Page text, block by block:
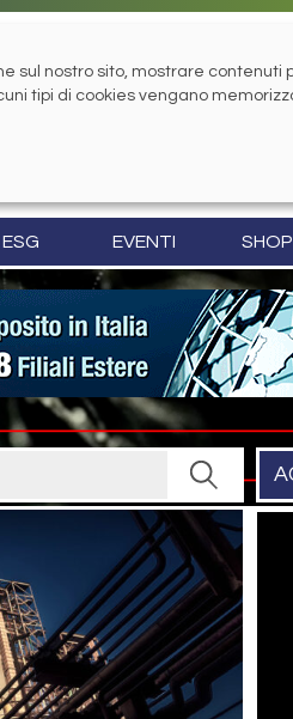
ESG EVENTI SHOP
nostro sito, mostrare contenuti
tipi di cookies vengano